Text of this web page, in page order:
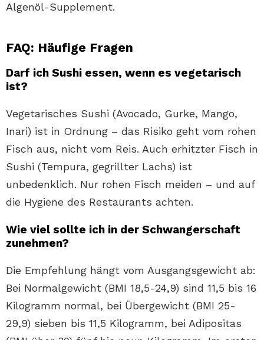
Algenöl-Supplement.
FAQ: Häufige Fragen
Darf ich Sushi essen, wenn es vegetarisch
ist?
Vegetarisches Sushi (Avocado, Gurke, Mango,
Inari) ist in Ordnung – das Risiko geht vom rohen
Fisch aus, nicht vom Reis. Auch erhitzter Fisch in
Sushi (Tempura, gegrillter Lachs) ist
unbedenklich. Nur rohen Fisch meiden – und auf
die Hygiene des Restaurants achten.
Wie viel sollte ich in der Schwangerschaft
zunehmen?
Die Empfehlung hängt vom Ausgangsgewicht ab:
Bei Normalgewicht (BMI 18,5-24,9) sind 11,5 bis 16
Kilogramm normal, bei Übergewicht (BMI 25-
29,9) sieben bis 11,5 Kilogramm, bei Adipositas